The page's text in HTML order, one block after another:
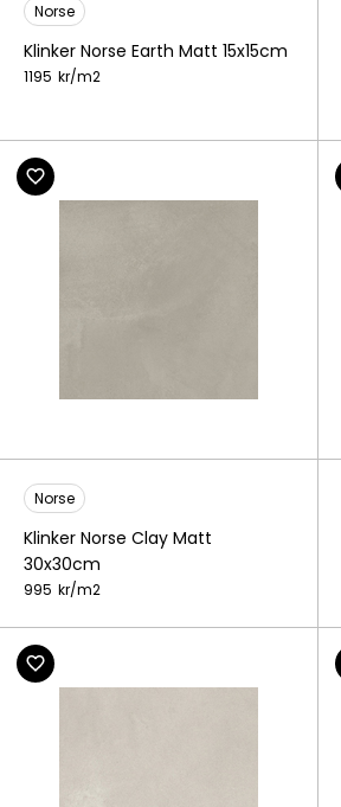
Norse
Klinker Norse Earth Matt 15x15cm
1195 kr/m2
Norse
Klinker Norse Clay Matt
30x30cm
995 kr/m2